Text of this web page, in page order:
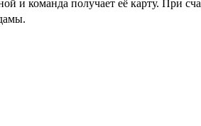
и команда получает её карту. При